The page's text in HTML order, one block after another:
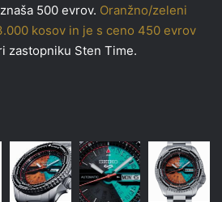
500 evrov. Oranžno/zeleni
kosov in je s ceno 450 evrov
zastopniku Sten Time.